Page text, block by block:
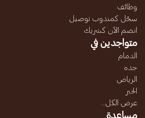
وظائف
سجّل كمندوب توصيل
انضم الآن كشريك
متواجدين في
الدمام
جده
الرياض
الخبر
عرض الكل...
مساعدة